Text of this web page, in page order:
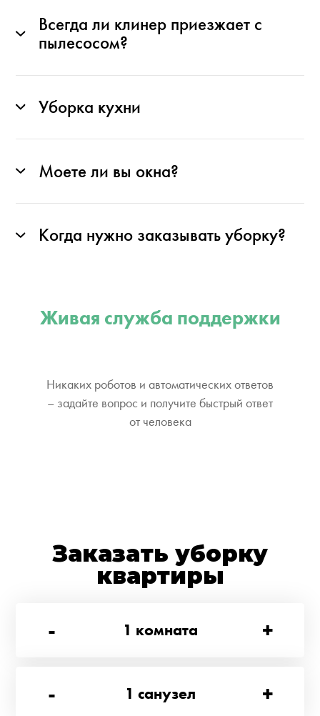
Всегда ли клинер приезжает с
пылесосом?
Уборка кухни
Моете ли вы окна?
Когда нужно заказывать уборку?
Живая служба поддержки
Никаких роботов и автоматических ответов
– задайте вопрос и получите быстрый ответ
от человека
Заказать уборку
квартиры
-
1 комната +
- 1 санузел +